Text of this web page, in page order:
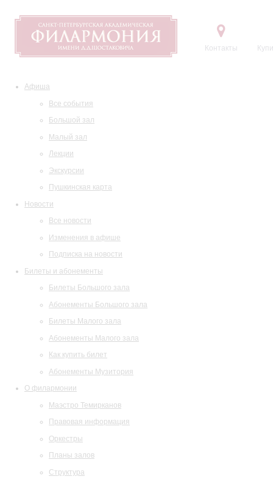
Контакты
Афиша
Все события
Большой зал
Малый зал
Лекции
Экскурсии
Пушкинская карта
Новости
Все новости
Изменения в афише
Подписка на новости
Билеты и абонементы
Билеты Большого зала
Абонементы Большого зала
Билеты Малого зала
Абонементы Малого зала
Как купить билет
Абонементы Музитория
О филармонии
Маэстро Темирканов
Правовая информация
Оркестры
Планы залов
Структура